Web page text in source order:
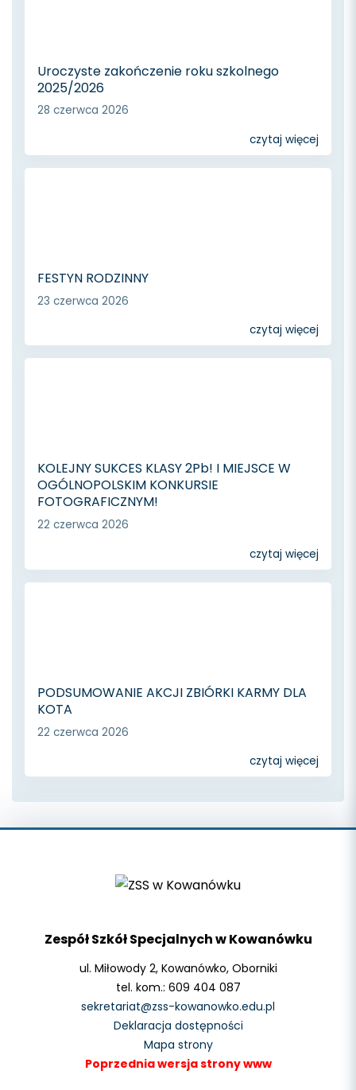
Uroczyste zakończenie roku szkolnego
2025/2026
28 czerwca 2026
czytaj więcej
FESTYN RODZINNY
23 czerwca 2026
czytaj więcej
KOLEJNY SUKCES KLASY 2Pb! I MIEJSCE W
OGÓLNOPOLSKIM KONKURSIE
FOTOGRAFICZNYM!
22 czerwca 2026
czytaj więcej
PODSUMOWANIE AKCJI ZBIÓRKI KARMY DLA
KOTA
22 czerwca 2026
czytaj więcej
Zespół Szkół Specjalnych w Kowanówku
ul. Miłowody 2, Kowanówko, Oborniki
tel. kom.: 609 404 087
sekretariat@zss-kowanowko.edu.pl
Deklaracja dostępności
Mapa strony
Poprzednia wersja strony www